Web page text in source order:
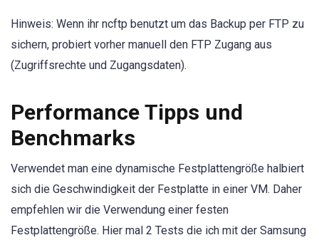
Hinweis: Wenn ihr ncftp benutzt um das Backup per FTP zu
sichern, probiert vorher manuell den FTP Zugang aus
(Zugriffsrechte und Zugangsdaten).
Performance Tipps und
Benchmarks
Verwendet man eine dynamische Festplattengröße halbiert
sich die Geschwindigkeit der Festplatte in einer VM. Daher
empfehlen wir die Verwendung einer festen
Festplattengröße. Hier mal 2 Tests die ich mit der Samsung